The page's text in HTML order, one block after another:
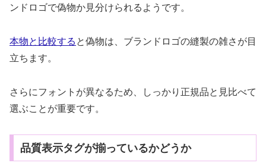
ンドロゴで偽物か見分けられるようです。
本物と比較する と偽物は、ブランドロゴの縫製の雑さが目
立ちます。
さらにフォントが異なるため、しっかり正規品と見比べて
選ぶことが重要です。
品質表示タグが揃っているかどうか